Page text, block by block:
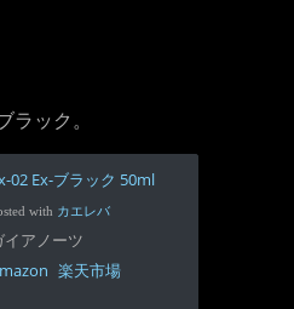
ック。
02 Ex-ブラック 50ml
with カエレバ
イアノーツ
楽天市場